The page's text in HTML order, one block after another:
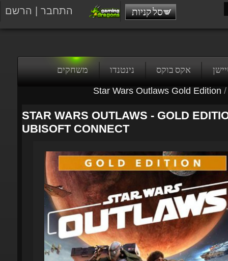
התחבר הרשם סל קניות
אקס בוקס נינטנדו משחקים
/
Star Wars Outlaws Gold Edition
STAR WARS OUTLAWS - GOLD
UBISOFT CONNECT